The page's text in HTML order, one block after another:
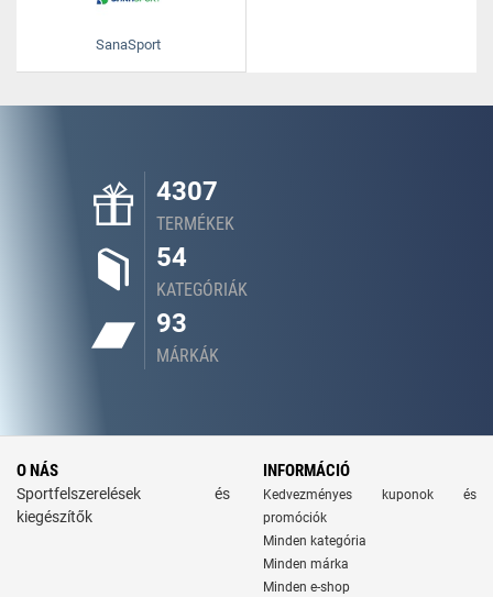
SanaSport
4307
TERMÉKEK
54
KATEGÓRIÁK
93
MÁRKÁK
O NÁS
Sportfelszerelések és
kiegészítők
INFORMÁCIÓ
Kedvezményes kuponok és
promóciók
Minden kategória
Minden márka
Minden e-shop